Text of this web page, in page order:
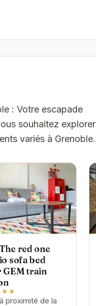
: Votre escapade
souhaitez explorer
variés à Grenoble.
red one
sofa bed
GEM train
proximité de la